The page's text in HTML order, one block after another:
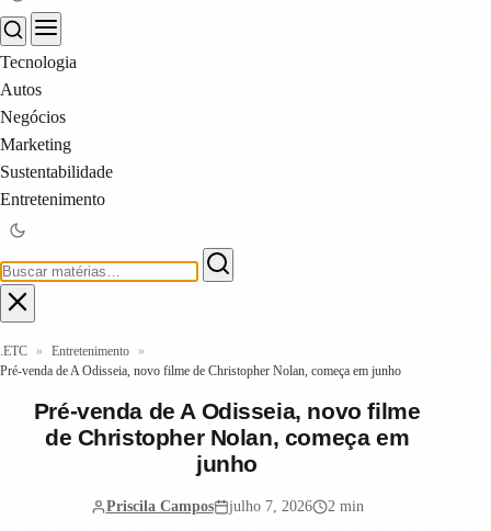
Tecnologia
Autos
Negócios
Marketing
Sustentabilidade
Entretenimento
.ETC » Entretenimento »
Pré-venda de A Odisseia, novo filme de Christopher Nolan, começa em junho
Pré-venda de A Odisseia, novo filme
de Christopher Nolan, começa em
junho
Priscila Campos julho 7, 2026 2 min